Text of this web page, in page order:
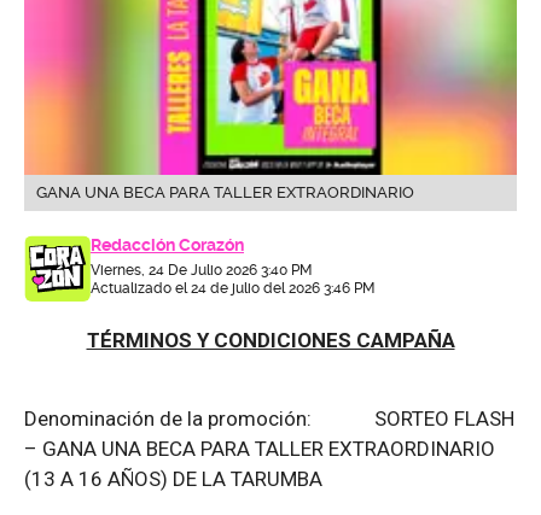
GANA UNA BECA PARA TALLER EXTRAORDINARIO
Redacción Corazón
Viernes, 24 De Julio 2026 3:40 PM
Actualizado el 24 de julio del 2026 3:46 PM
TÉRMINOS Y CONDICIONES CAMPAÑA
Denominación de la promoción: SORTEO FLASH
– GANA UNA BECA PARA TALLER EXTRAORDINARIO
(13 A 16 AÑOS) DE LA TARUMBA